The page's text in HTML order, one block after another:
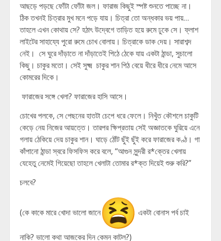
আছড়ে পড়ছে ফোঁটা ফোঁটা জল। ফারাজ কিছুই স্পষ্ট শুনতে পাচ্ছে না।
ঠিক তখনই চিত্রার মুখ মনে পড়ে যায়। চিত্রা তো অন্ধকার ভয় পায়…
তাহলে এখন কোথায় সে? হঠাৎ উদ্বেগে তাড়িত হয়ে রুমে ঢুকে সে। ফ্লাশ
লাইটের সাহায্যে পুরো রুমে চোখ বোলায়। চিত্রাকে ডাক দেয়। সারাশব্দ
নেই। সে ঘুরে দাঁড়াতে না দাঁড়াতেই পিঠে ঠেকে যায় একটা ঠান্ডা, সুচালো
কিছু। চাকুর মতো। সেই সুক্ষ্ম চাকুর শান পিঠ বেয়ে ধীরে ধীরে নেমে আসে
কোমরের দিকে।
ফারাজের সঙ্গে খেলা? ফারাজের হাসি আসে।
চোখের পলকে, সে পেছনের হাতটা চেপে ধরে ফেলে। নিখুঁত কৌশলে চাকুটি
কেড়ে নেয় নিজের আয়ত্তে। তারপর ক্ষিপ্রতায় সেই অজ্ঞাতকে ঘুরিয়ে এনে
গলায় ঠেকিয়ে দেয় চাকুর শান। ঘাড়ে ঠোঁট ছুঁই ছুঁই করে ফারাজের কণ্ঠ। গা
কাঁপানো ঠান্ডা স্বরে ফিসফিস করে বলে, “আগুন সুন্দরী র*ক্তের খেলায়
যেহেতু নেমেই গিয়েছো তাহলে খেলাটা তোমার র*ক্ত দিয়েই শুরু করি?”
চলবে?
(কে কাকে মারে খোদা ভালো জানে একটা বোনাস পর্ব চাই
নাকি? ভালো কথা আজকের দিন কেমন কাটল?)